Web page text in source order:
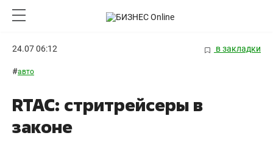
24.07 06:12 в закладки
#авто
RTAC: стритрейсеры в
законе